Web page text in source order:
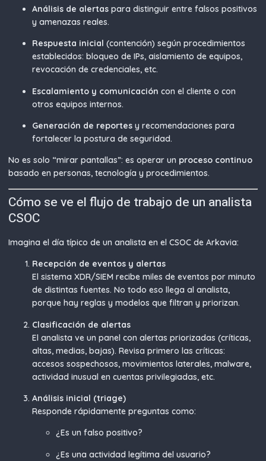
Análisis de alertas para distinguir entre falsos positivos
y amenazas reales.
Respuesta inicial (contención) según procedimientos
establecidos: bloqueo de IPs, aislamiento de equipos,
revocación de credenciales, etc.
Escalamiento y comunicación con el cliente o con
otros equipos internos.
Generación de reportes y recomendaciones para
fortalecer la postura de seguridad.
No es solo “mirar pantallas”: es operar un proceso continuo
basado en personas, tecnología y procedimientos.
Cómo se ve el flujo de trabajo de un analista
CSOC
Imagina el día típico de un analista en el CSOC de Arkavia:
Recepción de eventos y alertas
El sistema XDR/SIEM recibe miles de eventos por minuto
de distintas fuentes. No todo eso llega al analista,
porque hay reglas y modelos que filtran y priorizan.
Clasificación de alertas
El analista ve un panel con alertas priorizadas (críticas,
altas, medias, bajas). Revisa primero las críticas:
accesos sospechosos, movimientos laterales, malware,
actividad inusual en cuentas privilegiadas, etc.
Análisis inicial (triage)
Responde rápidamente preguntas como:
¿Es un falso positivo?
¿Es una actividad legítima del usuario?